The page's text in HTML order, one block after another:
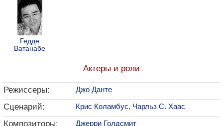
Гедде
Ватанабе
Актеры и роли
Режиссеры: Джо Данте
Сценарий: Крис Коламбус, Чарльз С. Хаас
Композиторы: Джерри Голдсмит